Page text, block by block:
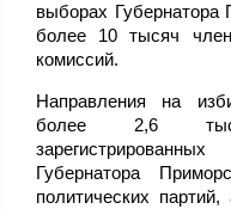
выборах Губернатора
более 10 тысяч
комиссий.
Направления на
более 2,6
Губернатора
политических